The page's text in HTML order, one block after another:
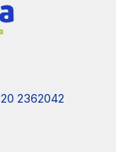
2362042